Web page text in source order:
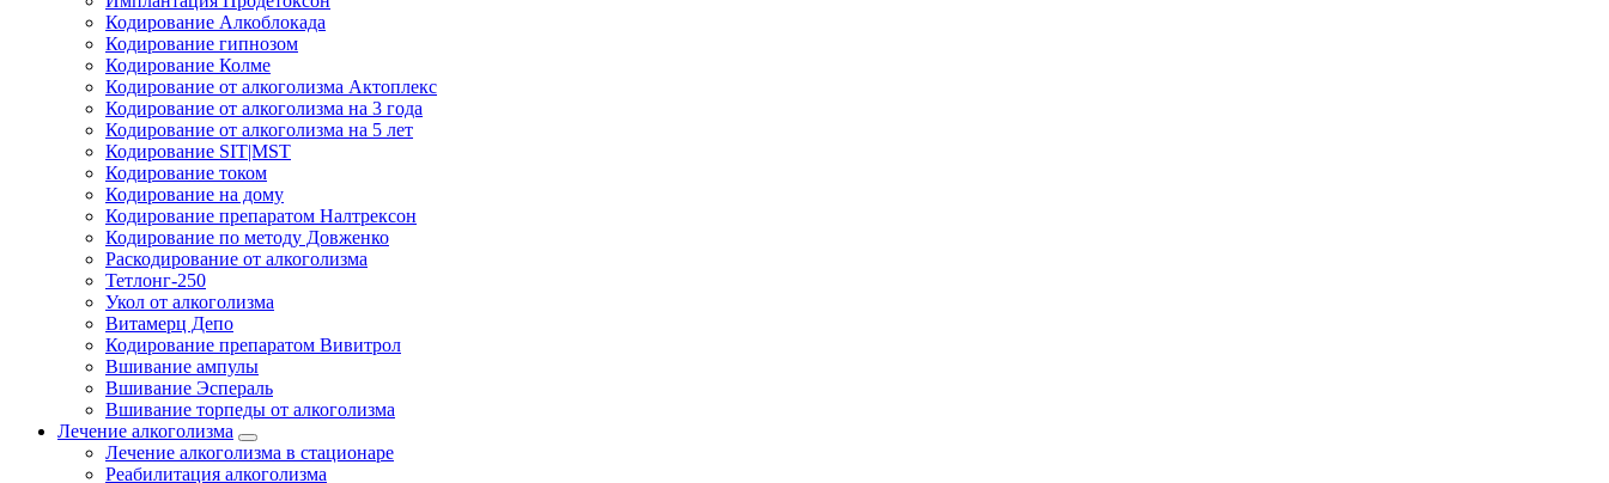
Кодирование Алкоблокада
Кодирование гипнозом
Кодирование Колме
Кодирование от алкоголизма Актоплекс
Кодирование от алкоголизма на 3 года
Кодирование от алкоголизма на 5 лет
Кодирование SIT|MST
Кодирование током
Кодирование на дому
Кодирование препаратом Налтрексон
Кодирование по методу Довженко
Раскодирование от алкоголизма
Тетлонг-250
Укол от алкоголизма
Витамерц Депо
Кодирование препаратом Вивитрол
Вшивание ампулы
Вшивание Эспераль
Вшивание торпеды от алкоголизма
Лечение алкоголизма
Лечение алкоголизма в стационаре
Реабилитация алкоголизма